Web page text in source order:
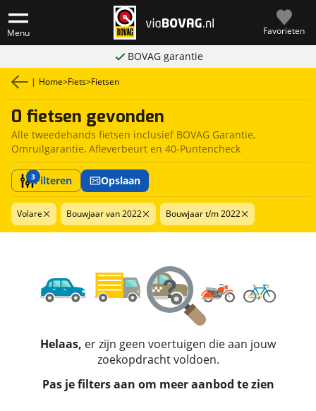
Menu Favorieten
BOVAG garantie
| Home>Fiets>Fietsen
0 fietsen gevonden
Alle tweedehands fietsen inclusief BOVAG Garantie,
Omruilgarantie, Afleverbeurt en 40-Puntencheck
3Filteren Opslaan
Volare Bouwjaar van 2022 Bouwjaar t/m 2022
Helaas, er zijn geen voertuigen die aan jouw
zoekopdracht voldoen.
Pas je filters aan om meer aanbod te zien